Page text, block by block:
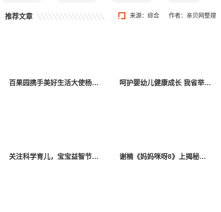
来源：综合 作者：亲贝网整理
推荐文章
百果园携手美好生活大使杨幂，关爱中国儿童少年基金会困境儿童 呵护婴幼儿健康成长 我省举办托育服务宣传活动
关注科学育儿，宝宝益智节目《528宝宝智趣欢乐汇》定档 谢楠《妈妈咪呀8》上揭秘吴京育儿必学项目，初代“香妃”唤醒追剧回忆